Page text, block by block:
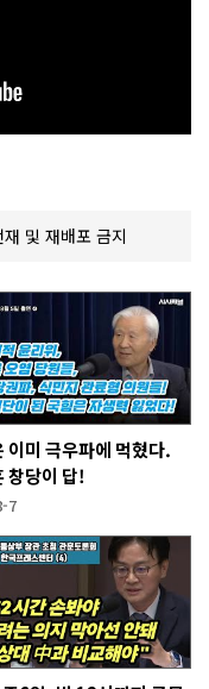
및 재배포 금지
이미 극우파에 먹혔다.
창당이 답!
7